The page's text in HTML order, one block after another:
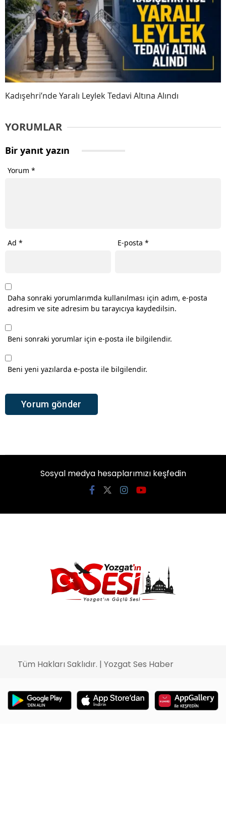
Kadışehri’nde Yaralı Leylek Tedavi Altına Alındı
YORUMLAR
Bir yanıt yazın
Yorum *
Ad * E-posta*
Daha sonraki yorumlarımda kullanılması için adım, e-posta
adresim ve site adresim bu tarayıcıya kaydedilsin.
Beni sonraki yorumlar için e-posta ile bilgilendir.
Beni yeni yazılarda e-posta ile bilgilendir.
Sosyal medya hesaplarımızı keşfedin
Tüm Hakları Saklıdır. | Yozgat Ses Haber